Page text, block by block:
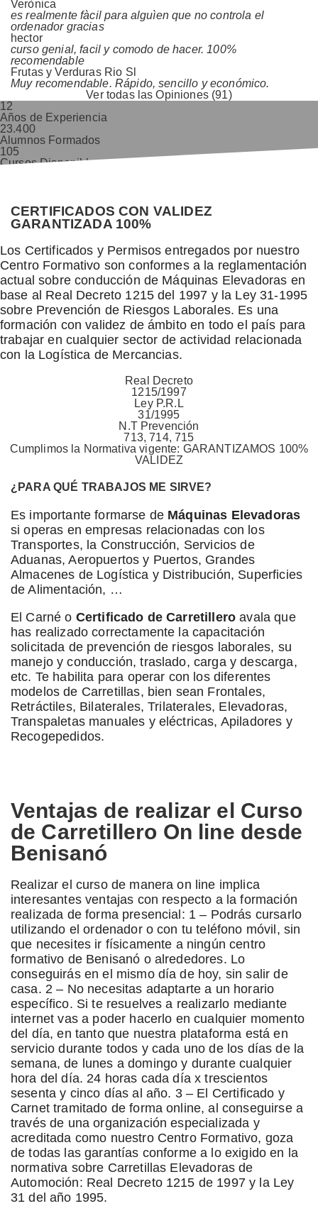
Verònica
es realmente fàcil para alguìen que no controla el
ordenador gracias
hector
curso genial, facil y comodo de hacer. 100%
recomendable
Frutas y Verduras Rio Sl
Muy recomendable. Rápido, sencillo y económico.
Ver todas las Opiniones (91)
12
Años de Experiencia
23.400
Alumnos Formados
105
Cursos Disponibles
CERTIFICADOS CON VALIDEZ
GARANTIZADA 100%
Los Certificados y Permisos entregados por nuestro
Centro Formativo son conformes a la reglamentación
actual sobre conducción de Máquinas Elevadoras en
base al Real Decreto 1215 del 1997 y la Ley 31-1995
sobre Prevención de Riesgos Laborales. Es una
formación con validez de ámbito en todo el país para
trabajar en cualquier sector de actividad relacionada
con la Logística de Mercancias.
Real Decreto
1215/1997
Ley P.R.L
31/1995
N.T Prevención
713, 714, 715
Cumplimos la Normativa vigente: GARANTIZAMOS 100%
VALIDEZ
¿PARA QUÉ TRABAJOS ME SIRVE?
Es importante formarse de Máquinas Elevadoras
si operas en empresas relacionadas con los
Transportes, la Construcción, Servicios de
Aduanas, Aeropuertos y Puertos, Grandes
Almacenes de Logística y Distribución, Superficies
de Alimentación, …
El Carné o Certificado de Carretillero avala que
has realizado correctamente la capacitación
solicitada de prevención de riesgos laborales, su
manejo y conducción, traslado, carga y descarga,
etc. Te habilita para operar con los diferentes
modelos de Carretillas, bien sean Frontales,
Retráctiles, Bilaterales, Trilaterales, Elevadoras,
Transpaletas manuales y eléctricas, Apiladores y
Recogepedidos.
Ventajas de realizar el Curso
de Carretillero On line desde
Benisanó
Realizar el curso de manera on line implica
interesantes ventajas con respecto a la formación
realizada de forma presencial: 1 – Podrás cursarlo
utilizando el ordenador o con tu teléfono móvil, sin
que necesites ir físicamente a ningún centro
formativo de Benisanó o alrededores. Lo
conseguirás en el mismo día de hoy, sin salir de
casa. 2 – No necesitas adaptarte a un horario
específico. Si te resuelves a realizarlo mediante
internet vas a poder hacerlo en cualquier momento
del día, en tanto que nuestra plataforma está en
servicio durante todos y cada uno de los días de la
semana, de lunes a domingo y durante cualquier
hora del día. 24 horas cada día x trescientos
sesenta y cinco días al año. 3 – El Certificado y
Carnet tramitado de forma online, al conseguirse a
través de una organización especializada y
acreditada como nuestro Centro Formativo, goza
de todas las garantías conforme a lo exigido en la
normativa sobre Carretillas Elevadoras de
Automoción: Real Decreto 1215 de 1997 y la Ley
31 del año 1995.